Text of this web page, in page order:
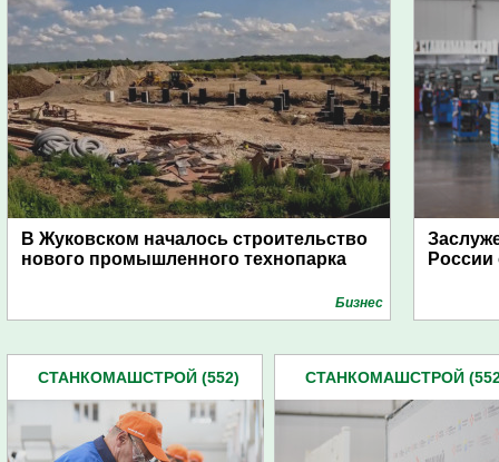
В Жуковском началось строительство
нового промышленного технопарка
Бизнес
России
СТАНКОМАШСТРОЙ (552) СТАНКОМАШСТРОЙ